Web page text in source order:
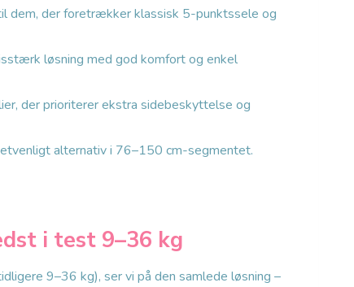
dem, der foretrækker klassisk 5-punktssele og
løsning med god komfort og enkel
der prioriterer ekstra sidebeskyttelse og
alternativ i 76–150 cm-segmentet.
i test 9–36 kg
9–36 kg), ser vi på den samlede løsning –